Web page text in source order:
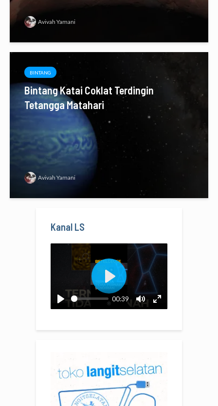
Avivah Yamani
BINTANG
Bintang Katai Coklat Terdingin
Tetangga Matahari
Avivah Yamani
Kanal LS